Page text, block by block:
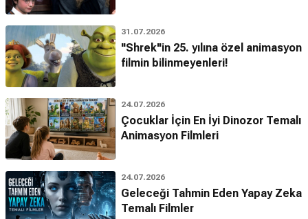
31.07.2026
"Shrek"in 25. yılına özel animasyon
filmin bilinmeyenleri!
24.07.2026
Çocuklar İçin En İyi Dinozor Temalı
Animasyon Filmleri
24.07.2026
Geleceği Tahmin Eden Yapay Zeka
Temalı Filmler